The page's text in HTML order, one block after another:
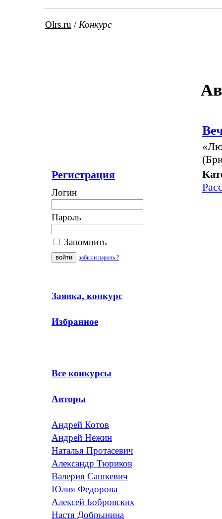
Olrs.ru / Конкурс
Регистрация
Логин
Пароль
Запомнить
забыли пароль ?
Заявка, конкурс
Избранное
Все конкурсы
Авторы
Андрей Котов
Андрей Нежин
Наталья Протасевич
Александр Тюриков
Валерия Сашкевич
Юлия Федорова
Алексей Бобровских
Настя Добрынина